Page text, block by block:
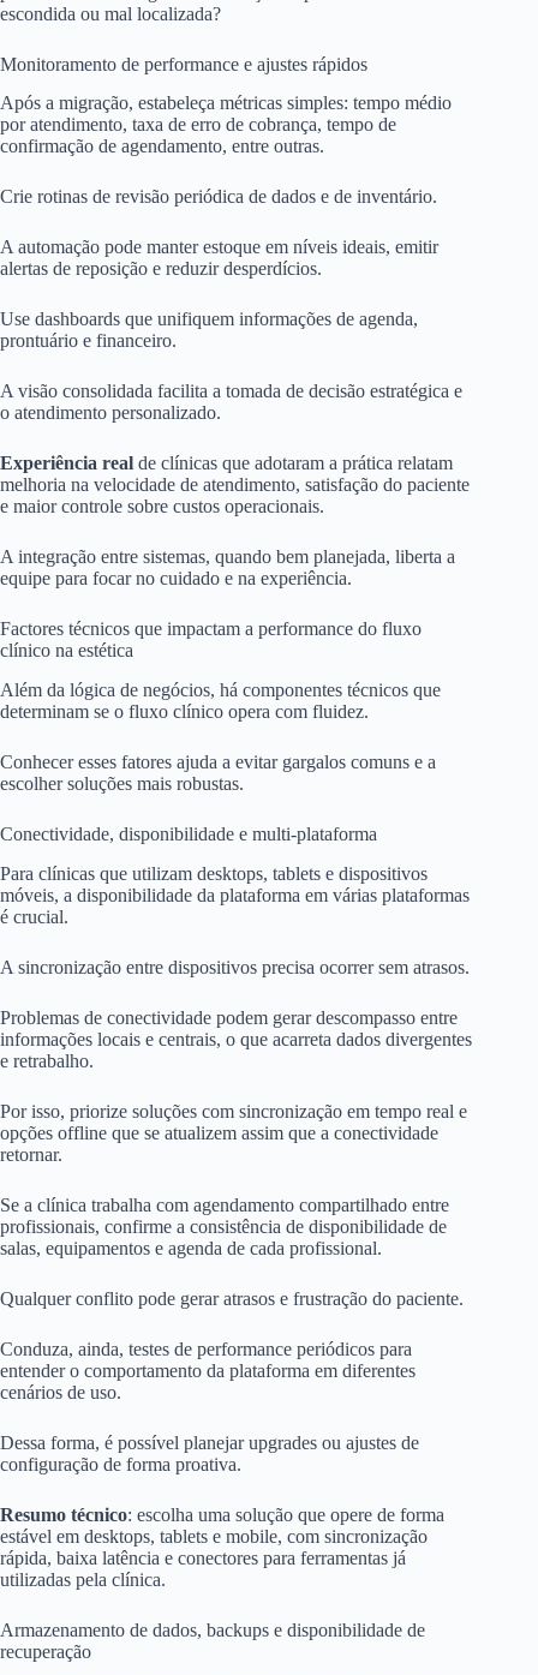
escondida ou mal localizada?
Monitoramento de performance e ajustes rápidos
Após a migração, estabeleça métricas simples: tempo médio
por atendimento, taxa de erro de cobrança, tempo de
confirmação de agendamento, entre outras.
Crie rotinas de revisão periódica de dados e de inventário.
A automação pode manter estoque em níveis ideais, emitir
alertas de reposição e reduzir desperdícios.
Use dashboards que unifiquem informações de agenda,
prontuário e financeiro.
A visão consolidada facilita a tomada de decisão estratégica e
o atendimento personalizado.
Experiência real de clínicas que adotaram a prática relatam
melhoria na velocidade de atendimento, satisfação do paciente
e maior controle sobre custos operacionais.
A integração entre sistemas, quando bem planejada, liberta a
equipe para focar no cuidado e na experiência.
Factores técnicos que impactam a performance do fluxo
clínico na estética
Além da lógica de negócios, há componentes técnicos que
determinam se o fluxo clínico opera com fluidez.
Conhecer esses fatores ajuda a evitar gargalos comuns e a
escolher soluções mais robustas.
Conectividade, disponibilidade e multi-plataforma
Para clínicas que utilizam desktops, tablets e dispositivos
móveis, a disponibilidade da plataforma em várias plataformas
é crucial.
A sincronização entre dispositivos precisa ocorrer sem atrasos.
Problemas de conectividade podem gerar descompasso entre
informações locais e centrais, o que acarreta dados divergentes
e retrabalho.
Por isso, priorize soluções com sincronização em tempo real e
opções offline que se atualizem assim que a conectividade
retornar.
Se a clínica trabalha com agendamento compartilhado entre
profissionais, confirme a consistência de disponibilidade de
salas, equipamentos e agenda de cada profissional.
Qualquer conflito pode gerar atrasos e frustração do paciente.
Conduza, ainda, testes de performance periódicos para
entender o comportamento da plataforma em diferentes
cenários de uso.
Dessa forma, é possível planejar upgrades ou ajustes de
configuração de forma proativa.
Resumo técnico: escolha uma solução que opere de forma
estável em desktops, tablets e mobile, com sincronização
rápida, baixa latência e conectores para ferramentas já
utilizadas pela clínica.
Armazenamento de dados, backups e disponibilidade de
recuperação